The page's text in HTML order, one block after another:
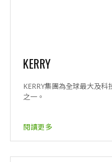
KERRY
KERRY集團為全球最大及
之一。
閱讀更多